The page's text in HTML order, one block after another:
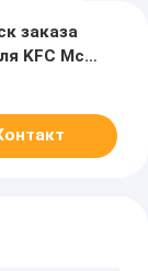
заказа
KFC Mc